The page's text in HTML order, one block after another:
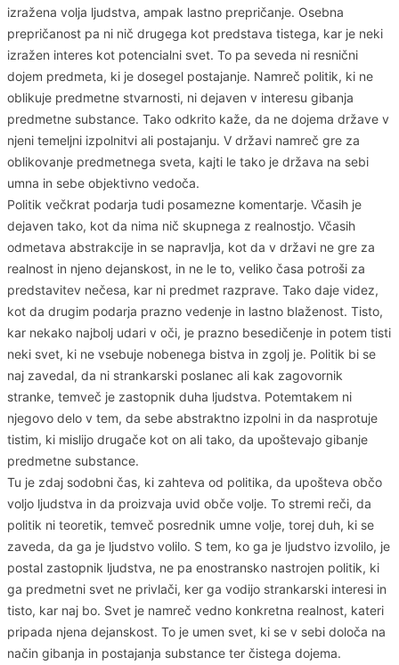
izražena volja ljudstva, ampak lastno prepričanje. Osebna
prepričanost pa ni nič drugega kot predstava tistega, kar je neki
izražen interes kot potencialni svet. To pa seveda ni resnični
dojem predmeta, ki je dosegel postajanje. Namreč politik, ki ne
oblikuje predmetne stvarnosti, ni dejaven v interesu gibanja
predmetne substance. Tako odkrito kaže, da ne dojema države v
njeni temeljni izpolnitvi ali postajanju. V državi namreč gre za
oblikovanje predmetnega sveta, kajti le tako je država na sebi
umna in sebe objektivno vedoča.
Politik večkrat podarja tudi posamezne komentarje. Včasih je
dejaven tako, kot da nima nič skupnega z realnostjo. Včasih
odmetava abstrakcije in se napravlja, kot da v državi ne gre za
realnost in njeno dejanskost, in ne le to, veliko časa potroši za
predstavitev nečesa, kar ni predmet razprave. Tako daje videz,
kot da drugim podarja prazno vedenje in lastno blaženost. Tisto,
kar nekako najbolj udari v oči, je prazno besedičenje in potem tisti
neki svet, ki ne vsebuje nobenega bistva in zgolj je. Politik bi se
naj zavedal, da ni strankarski poslanec ali kak zagovornik
stranke, temveč je zastopnik duha ljudstva. Potemtakem ni
njegovo delo v tem, da sebe abstraktno izpolni in da nasprotuje
tistim, ki mislijo drugače kot on ali tako, da upoštevajo gibanje
predmetne substance.
Tu je zdaj sodobni čas, ki zahteva od politika, da upošteva občo
voljo ljudstva in da proizvaja uvid obče volje. To stremi reči, da
politik ni teoretik, temveč posrednik umne volje, torej duh, ki se
zaveda, da ga je ljudstvo volilo. S tem, ko ga je ljudstvo izvolilo, je
postal zastopnik ljudstva, ne pa enostransko nastrojen politik, ki
ga predmetni svet ne privlači, ker ga vodijo strankarski interesi in
tisto, kar naj bo. Svet je namreč vedno konkretna realnost, kateri
pripada njena dejanskost. To je umen svet, ki se v sebi določa na
način gibanja in postajanja substance ter čistega dojema.